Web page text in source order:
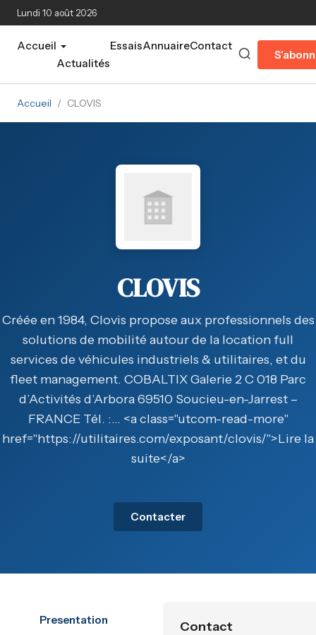
Aller au contenu principal
Lundi 10 août 2026
Accueil
Actualités
EssaisAnnuaireContact
Accueil / CLOVIS
CLOVIS
Créée en 1984, Clovis propose aux professionnels des
solutions de mobilité autour de la location full
services de véhicules industriels & utilitaires, et du
fleet management. COBALTIX Galerie 2 C 018 Parc
d’Activités d’Arbora 69510 Soucieu-en-Jarrest –
FRANCE Tél. :… <a class="utcom-read-more"
href="https://utilitaires.com/exposant/clovis/">Lire la
suite</a>
Contacter
Presentation Contact